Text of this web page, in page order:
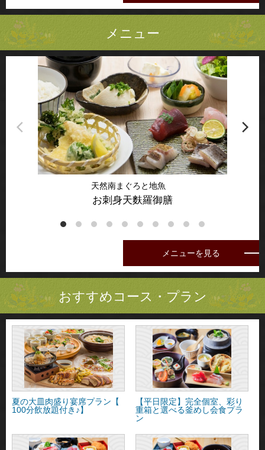
メニュー
天然南まぐろと地魚
お刺身天麩羅御膳
メニューを見る
おすすめコース・プラン
夏の大皿肉盛り宴席プラン【
100分飲放題付き♪】
【平日限定】完全個室、彩り
重箱と選べる釜めし会食プラ
ン